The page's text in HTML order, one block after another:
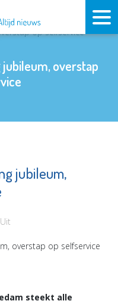
overstap
jubileum,
Uit
steekt alle